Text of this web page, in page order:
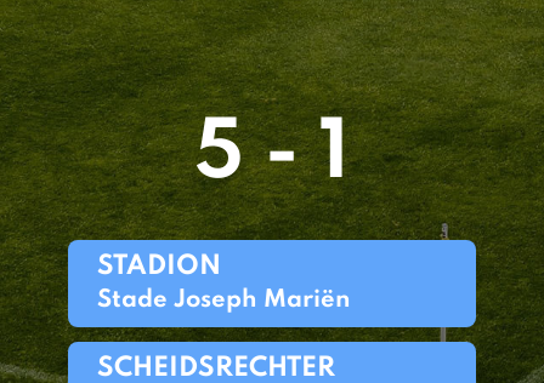
5 - 1
STADION
Stade Joseph Mariën
SCHEIDSRECHTER